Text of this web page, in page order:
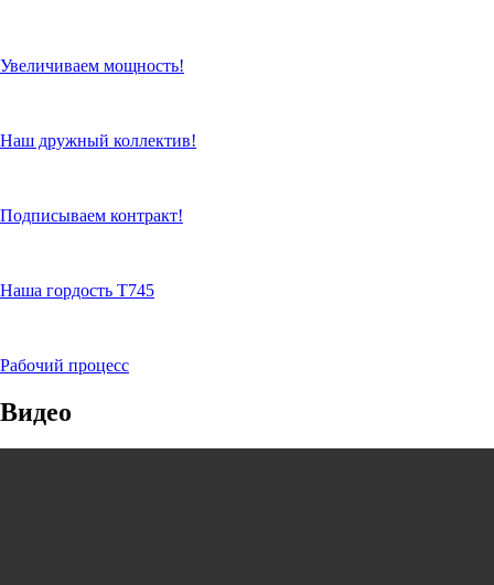
Увеличиваем мощность!
Наш дружный коллектив!
Подписываем контракт!
Наша гордость Т745
Рабочий процесс
Видео